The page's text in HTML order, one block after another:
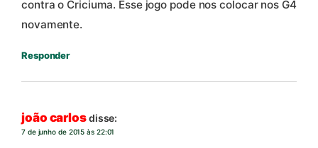
contra o Criciuma. Esse jogo pode nos colocar nos G4
novamente.
Responder
joão carlosdisse:
7 de junho de 2015 às 22:01